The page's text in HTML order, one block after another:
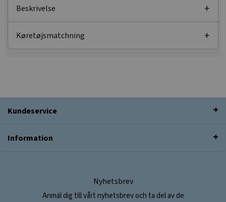
Beskrivelse
Køretøjsmatchning
Kundeservice
Information
Nyhetsbrev
Anmäl dig till vårt nyhetsbrev och ta del av de